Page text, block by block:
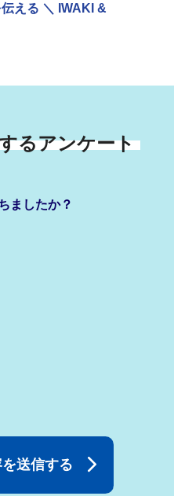
える ＼ IWAKI &
るアンケート
ましたか？